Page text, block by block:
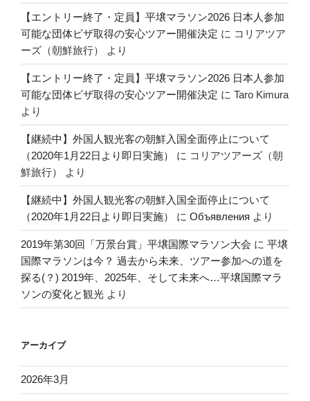
【エントリー終了・定員】平壌マラソン2026 日本人参加
可能な団体ビザ取得の安心ツアー開催決定 に コリアツア
ーズ（朝鮮旅行）
より
【エントリー終了・定員】平壌マラソン2026 日本人参加
可能な団体ビザ取得の安心ツアー開催決定 に Taro Kimura
より
【継続中】外国人観光客の朝鮮入国全面停止について
（2020年1月22日より即日実施）
に コリアツアーズ（朝
鮮旅行）
より
【継続中】外国人観光客の朝鮮入国全面停止について
（2020年1月22日より即日実施）
に Объявления より
2019年第30回「万景台賞」平壌国際マラソン大会 に 平壌
国際マラソンは今？ 過去から未来、ツアー参加への道を
探る(？) 2019年、2025年、そして未来へ…平壌国際マラ
ソンの変化と観光 より
アーカイブ
2026年3月